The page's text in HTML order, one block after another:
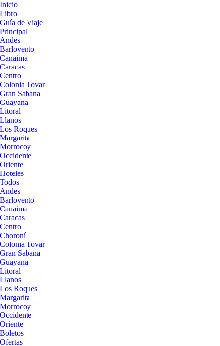
Inicio
Libro
Guía de Viaje
Principal
Andes
Barlovento
Canaima
Caracas
Centro
Colonia Tovar
Gran Sabana
Guayana
Litoral
Llanos
Los Roques
Margarita
Morrocoy
Occidente
Oriente
Hoteles
Todos
Andes
Barlovento
Canaima
Caracas
Centro
Choroní
Colonia Tovar
Gran Sabana
Guayana
Litoral
Llanos
Los Roques
Margarita
Morrocoy
Occidente
Oriente
Boletos
Ofertas